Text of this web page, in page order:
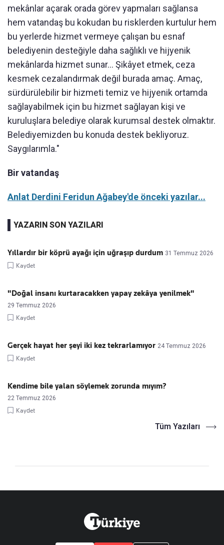
mekânlar açarak orada görev yapmaları sağlansa
hem vatandaş bu kokudan bu risklerden kurtulur hem
bu yerlerde hizmet vermeye çalışan bu esnaf
belediyenin desteğiyle daha sağlıklı ve hijyenik
mekânlarda hizmet sunar... Şikâyet etmek, ceza
kesmek cezalandırmak değil burada amaç. Amaç,
sürdürülebilir bir hizmeti temiz ve hijyenik ortamda
sağlayabilmek için bu hizmet sağlayan kişi ve
kuruluşlara belediye olarak kurumsal destek olmaktır.
Belediyemizden bu konuda destek bekliyoruz.
Saygılarımla."
Bir vatandaş
Anlat Derdini Feridun Ağabey'de önceki yazılar...
YAZARIN SON YAZILARI
Yıllardır bir köprü ayağı için uğraşıp durdum 31 Temmuz 2026
Kaydet
"Doğal insanı kurtaracakken yapay zekâya yenilmek"
29 Temmuz 2026
Kaydet
Gerçek hayat her şeyi iki kez tekrarlamıyor 24 Temmuz 2026
Kaydet
Kendime bile yalan söylemek zorunda mıyım?
22 Temmuz 2026
Kaydet
Tüm Yazıları